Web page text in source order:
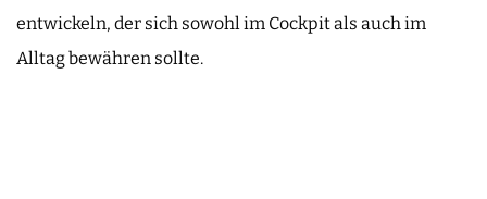
entwickeln, der sich sowohl im Cockpit als auch im
Alltag bewähren sollte.